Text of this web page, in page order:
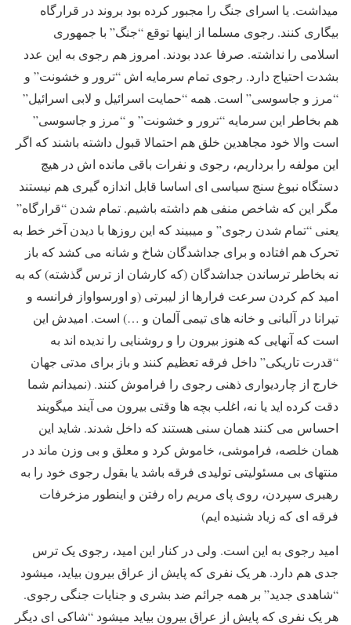
میداشت. یا اسرای جنگ را مجبور کرده بود بروند در قرارگاه
بیگاری کنند. رجوی مسلما از اینها توقع “جنگ” با جمهوری
اسلامی را نداشته. صرفا عدد بودند. امروز هم رجوی به این عدد
بشدت احتیاج دارد. رجوی تمام سرمایه اش “ترور و خشونت” و
“مرز و جاسوسی” است. همه “حمایت اسرائیل و لابی اسرائیل”
هم بخاطر این سرمایه “ترور و خشونت” و “مرز و جاسوسی”
است والا خود مجاهدین خلق هم احتمالا قبول داشته باشند که اگر
این مولفه را برداریم، رجوی و نفرات باقی مانده اش در هیچ
دستگاه نبوغ سنج سیاسی ای اساسا قابل اندازه گیری هم نیستند
مگر این که شاخص منفی هم داشته باشیم. تمام شدن “قرارگاه”
یعنی “تمام شدن رجوی” و میبیند که این روزها با دیدن آخر خط به
تحرک هم افتاده و برای جداشدگان شاخ و شانه می کشد که باز
نه بخاطر ترساندن جداشدگان (که کارشان از ترس گذشته) که به
امید کم کردن سرعت فرارها از لیبرتی (و اورسواواز فرانسه و
تیرانا در آلبانی و خانه های تیمی آلمان و …) است. امیدش این
است که آنهایی که هنوز بیرون را و روشنایی را ندیده اند به
“قدرت تاریکی” داخل فرقه تعظیم کنند و باز برای مدتی جهان
خارج از چاردیواری ذهنی رجوی را فراموش کنند. (نمیدانم شما
دقت کرده اید یا نه، اغلب بچه ها وقتی بیرون می آیند میگویند
احساس می کنند همان سنی هستند که داخل شدند. شاید این
همان خلصه، فراموشی، خاموش کرد و معلق و بی وزن ماند در
منتهای بی مسئولیتی تولیدی فرقه باشد یا بقول رجوی خود را به
رهبری سپردن، روی پای مریم راه رفتن و اینطور مزخرفات
فرقه ای که زیاد شنیده ایم)
امید رجوی به این است. ولی در کنار این امید، رجوی یک ترس
جدی هم دارد. هر یک نفری که پایش از عراق بیرون بیاید، میشود
“شاهدی جدید” بر همه جرائم ضد بشری و جنایات جنگی رجوی.
هر یک نفری که پایش از عراق بیرون بیاید میشود “شاکی ای دیگر